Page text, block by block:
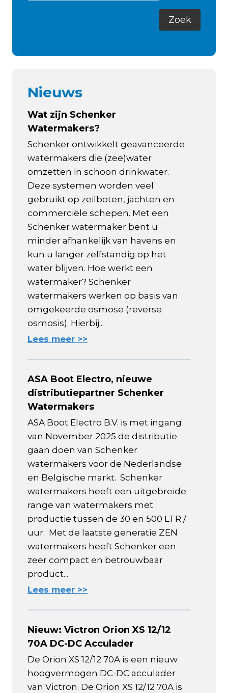
Nieuws
Wat zijn Schenker
Watermakers?
Schenker ontwikkelt geavanceerde
watermakers die (zee)water
omzetten in schoon drinkwater.
Deze systemen worden veel
gebruikt op zeilboten, jachten en
commerciële schepen. Met een
Schenker watermaker bent u
minder afhankelijk van havens en
kun u langer zelfstandig op het
water blijven. Hoe werkt een
watermaker? Schenker
watermakers werken op basis van
omgekeerde osmose (reverse
osmosis). Hierbij...
Lees meer >>
ASA Boot Electro, nieuwe
distributiepartner Schenker
Watermakers
ASA Boot Electro B.V. is met ingang
van November 2025 de distributie
gaan doen van Schenker
watermakers voor de Nederlandse
en Belgische markt. Schenker
watermakers heeft een uitgebreide
range van watermakers met
productie tussen de 30 en 500 LTR /
uur. Met de laatste generatie ZEN
watermakers heeft Schenker een
zeer compact en betrouwbaar
product...
Lees meer >>
Nieuw: Victron Orion XS 12/12
70A DC-DC Acculader
De Orion XS 12/12 70A is een nieuw
hoogvermogen DC-DC acculader
van Victron. De Orion XS 12/12 70A is